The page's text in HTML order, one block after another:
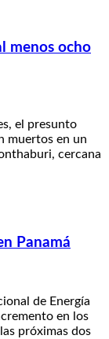
menos ocho
el presunto
muertos en un
cercana
Panamá
de Energía
en los
próximas dos